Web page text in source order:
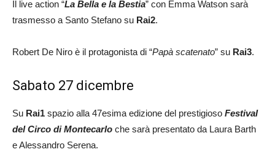
Il live action “La Bella e la Bestia” con Emma Watson sarà
trasmesso a Santo Stefano su Rai2.
Robert De Niro è il protagonista di “Papà scatenato” su Rai3.
Sabato 27 dicembre
Su Rai1 spazio alla 47esima edizione del prestigioso Festival
del Circo di Montecarlo che sarà presentato da Laura Barth
e Alessandro Serena.